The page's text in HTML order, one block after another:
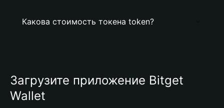
Какова стоимость токена token?
Загрузите приложение Bitget
Wallet